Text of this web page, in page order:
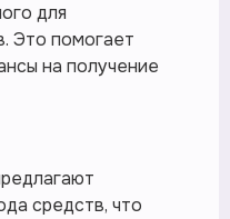
для
Это помогает
на получение
средств, что